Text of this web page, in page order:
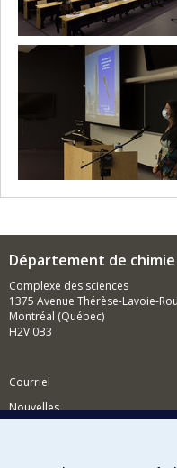
Département de chimie
Complexe des sciences
1375 Avenue Thérèse-Lavoie-
Montréal (Québec)
H2V 0B3
Courriel
Nouvelles